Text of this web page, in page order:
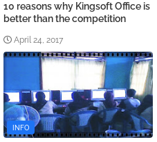
10 reasons why Kingsoft Office is
better than the competition
April 24, 2017
INFO